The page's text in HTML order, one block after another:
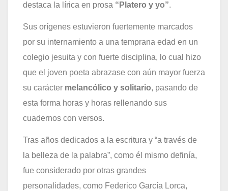
destaca la lírica en prosa “Platero y yo”.
Sus orígenes estuvieron fuertemente marcados
por su internamiento a una temprana edad en un
colegio jesuita y con fuerte disciplina, lo cual hizo
que el joven poeta abrazase con aún mayor fuerza
su carácter melancólico y solitario, pasando de
esta forma horas y horas rellenando sus
cuadernos con versos.
Tras años dedicados a la escritura y “a través de
la belleza de la palabra”, como él mismo definía,
fue considerado por otras grandes
personalidades, como Federico García Lorca,